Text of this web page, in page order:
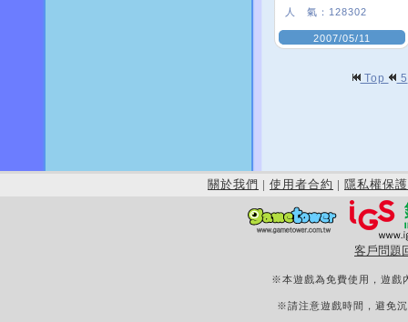
人 氣： 128302
2007/05/11
Top 5
關於我們 | 使用者合約 | 隱私權保護
客戶問題
※本遊戲為免費使用，遊戲
※請注意遊戲時間，避免